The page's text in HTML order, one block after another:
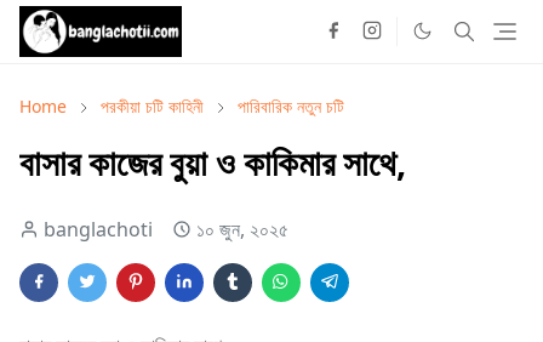
Home পরকীয়া চটি কাহিনী পারিবারিক নতুন চটি
বাসার কাজের বুয়া ও কাকিমার সাথে,
banglachoti ১০ জুন, ২০২৫